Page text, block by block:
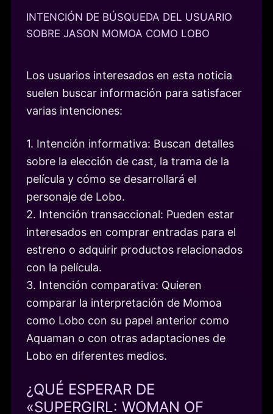
INTENCIÓN DE BÚSQUEDA DEL USUARIO
SOBRE JASON MOMOA COMO LOBO
Los usuarios interesados en esta noticia
suelen buscar información para satisfacer
varias intenciones:
1. Intención informativa: Buscan detalles
sobre la elección de cast, la trama de la
película y cómo se desarrollará el
personaje de Lobo.
2. Intención transaccional: Pueden estar
interesados en comprar entradas para el
estreno o adquirir productos relacionados
con la película.
3. Intención comparativa: Quieren
comparar la interpretación de Momoa
como Lobo con su papel anterior como
Aquaman o con otras adaptaciones de
Lobo en diferentes medios.
¿QUÉ ESPERAR DE
«SUPERGIRL: WOMAN OF